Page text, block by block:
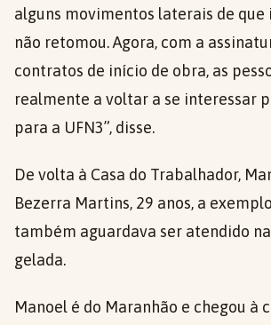
alguns movimentos laterais de que
não retomou. Agora, com a
contratos de início de obra, as
realmente a voltar a se interessar
para a UFN3”, disse.
De volta à Casa do Trabalhador,
Bezerra Martins, 29 anos, a
também aguardava ser atendido
gelada.
Manoel é do Maranhão e chegou à